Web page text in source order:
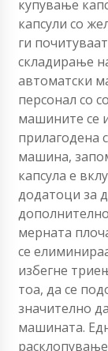
купување
капсули со
ги
складирање
автоматски
персонал со
машините се
прилагодена
машина,
капсула е
додатоци за
мерната
се
избегне
тоа, да се
значително
машината.